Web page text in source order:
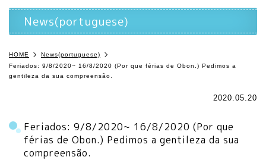
News(portuguese)
HOME
News(portuguese)
Feriados: 9/8/2020~ 16/8/2020 (Por que férias de Obon.) Pedimos a
gentileza da sua compreensão.
2020.05.20
Feriados: 9/8/2020~ 16/8/2020 (Por que
férias de Obon.) Pedimos a gentileza da sua
compreensão.